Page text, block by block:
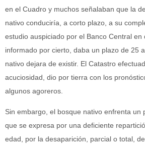
en el Cuadro y muchos señalaban que la
nativo conduciría, a corto plazo, a su
estudio auspiciado por el Banco Central en
informado por cierto, daba un plazo de 25
nativo dejara de existir. El Catastro
acuciosidad, dio por tierra con los
algunos agoreros.
Sin embargo, el bosque nativo enfrenta un
que se expresa por una deficiente
edad, por la desaparición, parcial o total,